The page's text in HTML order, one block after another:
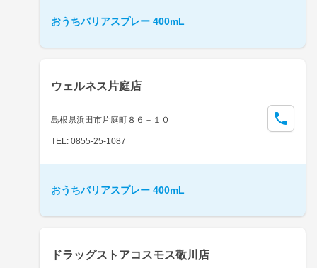
おうちバリアスプレー 400mL
ウェルネス片庭店
島根県浜田市片庭町８６－１０
TEL: 0855-25-1087
おうちバリアスプレー 400mL
ドラッグストアコスモス敬川店